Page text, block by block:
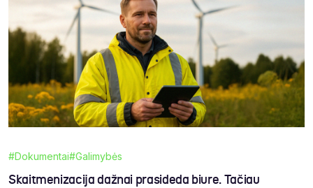
#Dokumentai#Galimybės
Skaitmenizacija dažnai prasideda biure. Tačiau